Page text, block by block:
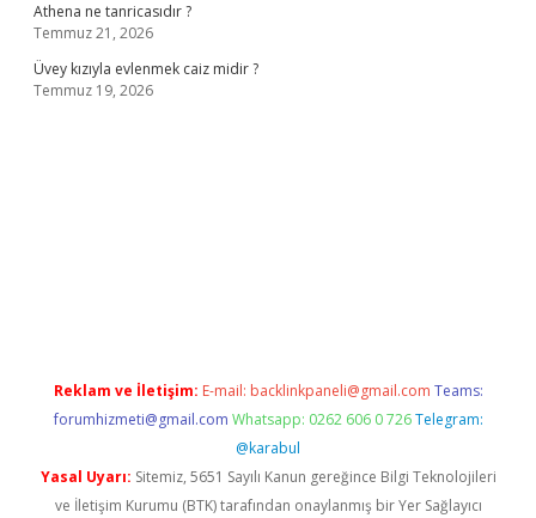
Athena ne tanricasıdır ?
Temmuz 21, 2026
Üvey kızıyla evlenmek caiz midir ?
Temmuz 19, 2026
Reklam ve İletişim: E-mail: backlinkpaneli@gmail.com Teams:
forumhizmeti@gmail.com Whatsapp: 0262 606 0 726 Telegram:
@karabul
Yasal Uyarı: Sitemiz, 5651 Sayılı Kanun gereğince Bilgi Teknolojileri
ve İletişim Kurumu (BTK) tarafından onaylanmış bir Yer Sağlayıcı